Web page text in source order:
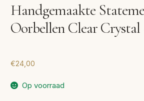
Handgemaakte
Oorbellen Clear Crystal
€24,00
Op voorraad